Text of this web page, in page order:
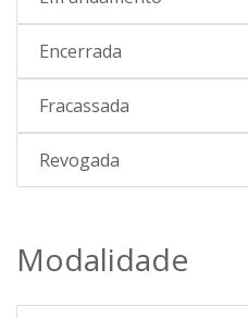
Encerrada
Fracassada
Revogada
Modalidade